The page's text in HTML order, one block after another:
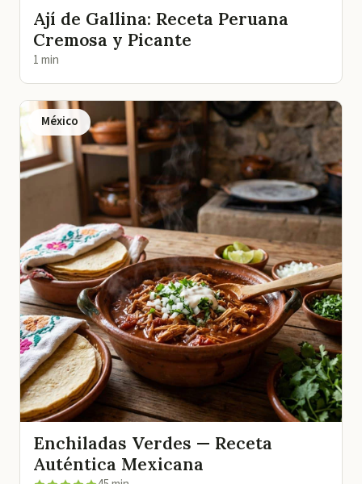
Ají de Gallina: Receta Peruana
Cremosa y Picante
1 min
México
Enchiladas Verdes — Receta
Auténtica Mexicana